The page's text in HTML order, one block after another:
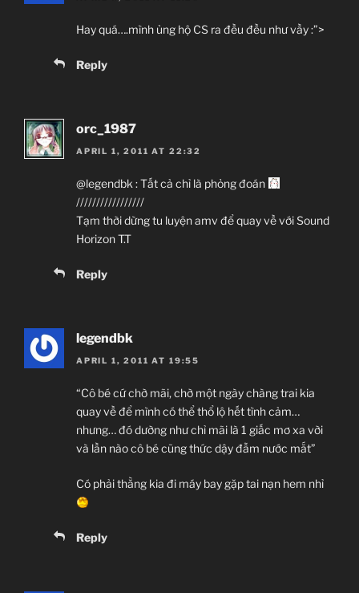
Hay quá….mình ủng hộ CS ra đều đều như vầy :”>
Reply
orc_1987
APRIL 1, 2011 AT 22:32
@legendbk : Tất cả chỉ là phỏng đoán
/////////////////
Tạm thời dừng tu luyện amv để quay về với Sound
Horizon T.T
Reply
legendbk
APRIL 1, 2011 AT 19:55
“Cô bé cứ chờ mãi, chờ một ngày chàng trai kia
quay về để mình có thể thổ lộ hết tình cảm…
nhưng… đó dường như chỉ mãi là 1 giấc mơ xa vời
và lần nào cô bé cũng thức dậy đẫm nước mắt”
Có phải thằng kia đi máy bay gặp tai nạn hem nhỉ
Reply